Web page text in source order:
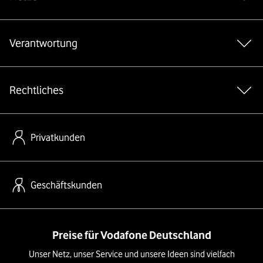
Verantwortung
Rechtliches
Privatkunden
Geschäftskunden
Preise für Vodafone Deutschland
Unser Netz, unser Service und unsere Ideen sind vielfach